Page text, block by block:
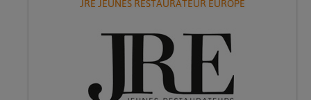
JRE JEUNES RESTAURATEUR EUROPE